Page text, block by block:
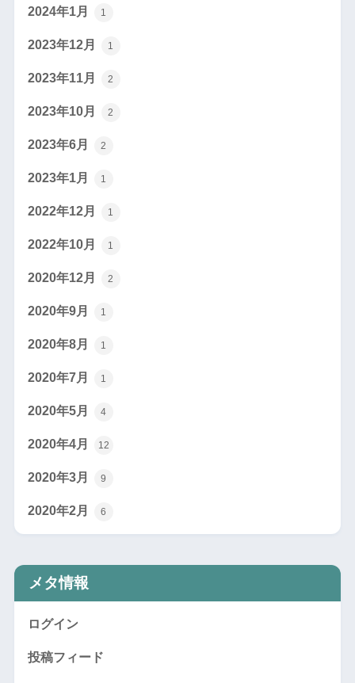
2024年1月 1
2023年12月 1
2023年11月 2
2023年10月 2
2023年6月 2
2023年1月 1
2022年12月 1
2022年10月 1
2020年12月 2
2020年9月 1
2020年8月 1
2020年7月 1
2020年5月 4
2020年4月 12
2020年3月 9
2020年2月 6
メタ情報
ログイン
投稿フィード